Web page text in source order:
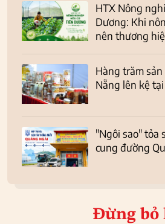
HTX Nông
Dương: Khi
nên thương
Hàng trăm sản
Nẵng lên kệ
"Ngôi sao" tỏa
cung đường
Đừng bỏ